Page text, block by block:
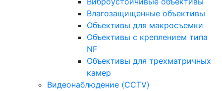
Влагозащищенные объективы
Объективы для макросъемки
Объективы с креплением типа
NF
Объективы для трехматричных
камер
Видеонаблюдение (CCTV)